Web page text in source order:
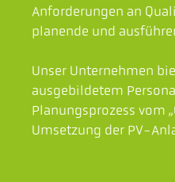
Anforderungen an
planende und
Unser Unternehmen
ausgebildetem
Planungsprozess vom
Umsetzung der PV-